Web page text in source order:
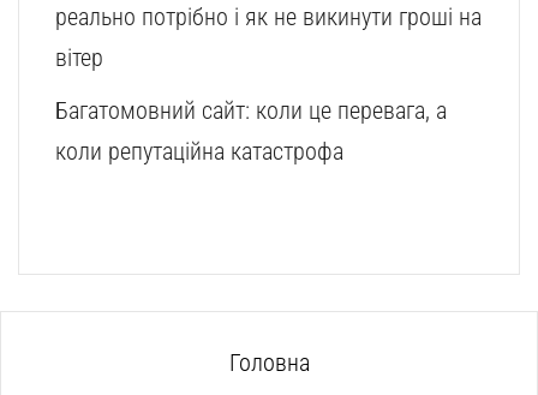
реально потрібно і як не викинути гроші на
вітер
Багатомовний сайт: коли це перевага, а
коли репутаційна катастрофа
Головна